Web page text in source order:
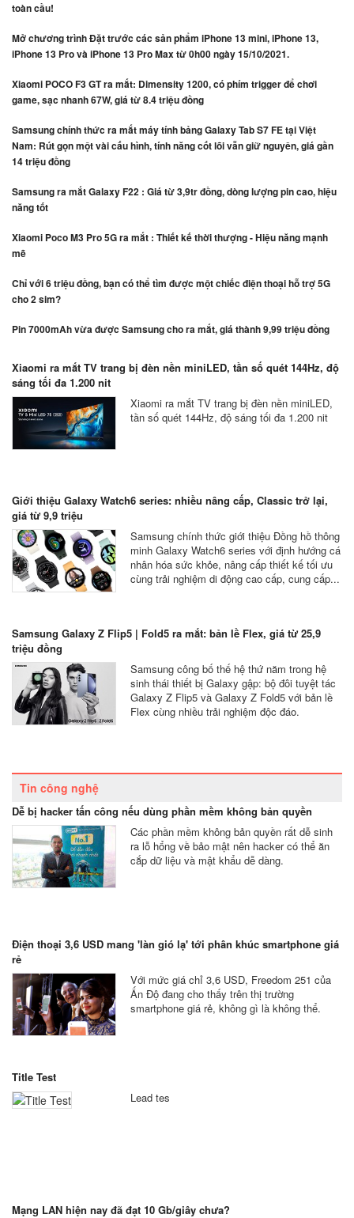
toàn cầu!
Mở chương trình Đặt trước các sản phẩm iPhone 13 mini, iPhone 13,
iPhone 13 Pro và iPhone 13 Pro Max từ 0h00 ngày 15/10/2021.
Xiaomi POCO F3 GT ra mắt: Dimensity 1200, có phím trigger để chơi
game, sạc nhanh 67W, giá từ 8.4 triệu đồng
Samsung chính thức ra mắt máy tính bảng Galaxy Tab S7 FE tại Việt
Nam: Rút gọn một vài cấu hình, tính năng cốt lõi vẫn giữ nguyên, giá gần
14 triệu đồng
Samsung ra mắt Galaxy F22 : Giá từ 3,9tr đồng, dòng lượng pin cao, hiệu
năng tốt
Xiaomi Poco M3 Pro 5G ra mắt : Thiết kế thời thượng - Hiệu năng mạnh
mẽ
Chỉ với 6 triệu đồng, bạn có thể tìm được một chiếc điện thoại hỗ trợ 5G
cho 2 sim?
Pin 7000mAh vừa được Samsung cho ra mắt, giá thành 9,99 triệu đồng
Xiaomi ra mắt TV trang bị đèn nền miniLED, tần số quét 144Hz, độ
sáng tối đa 1.200 nit
Xiaomi ra mắt TV trang bị đèn nền miniLED,
tần số quét 144Hz, độ sáng tối đa 1.200 nit
Giới thiệu Galaxy Watch6 series: nhiều nâng cấp, Classic trở lại,
giá từ 9,9 triệu
Samsung chính thức giới thiệu Đồng hồ thông
minh Galaxy Watch6 series với định hướng cá
nhân hóa sức khỏe, nâng cấp thiết kế tối ưu
cùng trải nghiệm di động cao cấp, cung cấp...
Samsung Galaxy Z Flip5 | Fold5 ra mắt: bản lề Flex, giá từ 25,9
triệu đồng
Samsung công bố thế hệ thứ năm trong hệ
sinh thái thiết bị Galaxy gập: bộ đôi tuyệt tác
Galaxy Z Flip5 và Galaxy Z Fold5 với bản lề
Flex cùng nhiều trải nghiệm độc đáo.
Tin công nghệ
Dễ bị hacker tấn công nếu dùng phần mềm không bản quyền
Các phần mềm không bản quyền rất dễ sinh
ra lỗ hổng về bảo mật nên hacker có thể ăn
cắp dữ liệu và mật khẩu dễ dàng.
Điện thoại 3,6 USD mang 'làn gió lạ' tới phân khúc smartphone giá
rẻ
Với mức giá chỉ 3,6 USD, Freedom 251 của
Ấn Độ đang cho thấy trên thị trường
smartphone giá rẻ, không gì là không thể.
Title Test
Lead tes
Mạng LAN hiện nay đã đạt 10 Gb/giây chưa?